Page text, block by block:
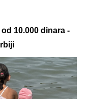
10.000 dinara -